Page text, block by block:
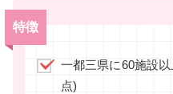
特徴
一都三県に60施設
点)